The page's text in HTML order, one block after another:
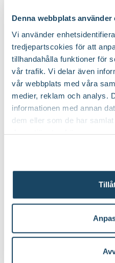
Denna webbplats använder
Vi använder
tredjepartscokies för att
tillhandahålla funktioner för
vår trafik. Vi delar även
vår webbplats med våra
medier, reklam och analys.
informationen med annan
dem eller som de har
Online
Till Produkten
till Benmjöl
Så här planterar du